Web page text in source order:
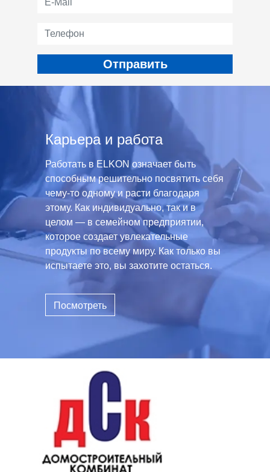
Карьера и работа
Работать в ELKON означает быть
способным решительно посвятить себя
чему-то одному и расти благодаря
этому. Как индивидуально, так и в
целом — в семейном предприятии,
которое создает увлекательные
продукты по всему миру. Как только вы
испытаете это, вы захотите остаться.
Посмотреть